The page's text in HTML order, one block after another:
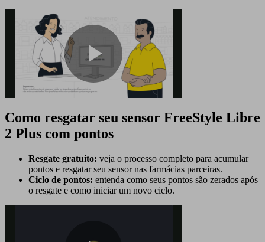
Play
Video
Como resgatar seu sensor FreeStyle Libre
2 Plus com pontos
Resgate gratuito: veja o processo completo para acumular
pontos e resgatar seu sensor nas farmácias parceiras.
Ciclo de pontos: entenda como seus pontos são zerados após
o resgate e como iniciar um novo ciclo.